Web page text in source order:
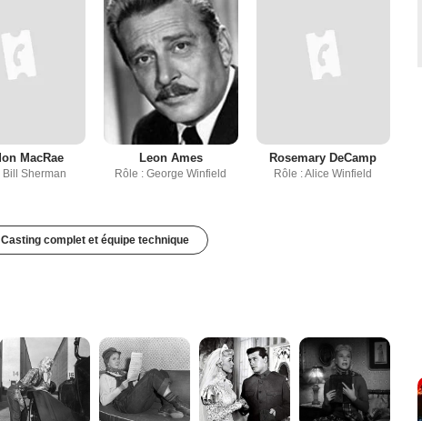
MacRae
Bill Sherman
Leon Ames
Rôle : George Winfield
Rosemary DeCamp
Rôle : Alice Winfield
Casting complet et équipe technique